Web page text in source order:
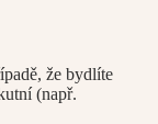
že bydlíte
(např.